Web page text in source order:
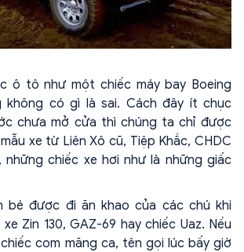
ô tô như một chiếc máy bay Boeing
không có gì là sai. Cách đây ít chục
chưa mở cửa thì chúng ta chỉ được
xe từ Liên Xô cũ, Tiệp Khắc, CHDC
những chiếc xe hơi như là những giấc
bé được đi ăn khao của các chú khi
Zin 130, GAZ-69 hay chiếc Uaz. Nếu
com măng ca, tên gọi lúc bấy giờ